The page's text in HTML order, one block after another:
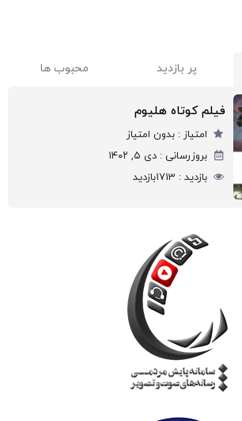
پر بازدید محبوب ها
فیلم کوتاه هلیوم
امتیاز : بدون امتیاز
بروزرسانی : دی ۵, ۱۴۰۲
بازدید : 1713بازدید